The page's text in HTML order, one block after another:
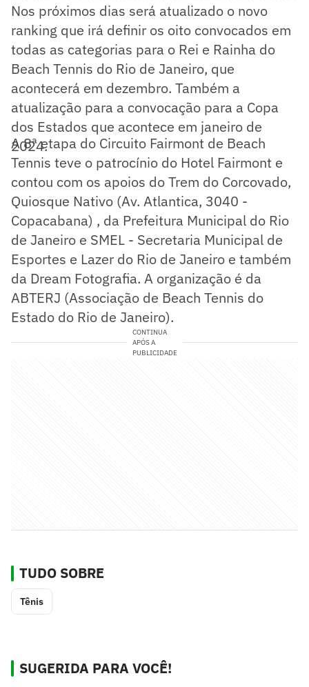
Nos próximos dias será atualizado o novo
ranking que irá definir os oito convocados em
todas as categorias para o Rei e Rainha do
Beach Tennis do Rio de Janeiro, que
acontecerá em dezembro. Também a
atualização para a convocação para a Copa
dos Estados que acontece em janeiro de
2024.
A 8ª etapa do Circuito Fairmont de Beach
Tennis teve o patrocínio do Hotel Fairmont e
contou com os apoios do Trem do Corcovado,
Quiosque Nativo (Av. Atlantica, 3040 -
Copacabana) , da Prefeitura Municipal do Rio
de Janeiro e SMEL - Secretaria Municipal de
Esportes e Lazer do Rio de Janeiro e também
da Dream Fotografia. A organização é da
ABTERJ (Associação de Beach Tennis do
Estado do Rio de Janeiro).
CONTINUA
APÓS A
PUBLICIDADE
TUDO SOBRE
Tênis
SUGERIDA PARA VOCÊ!